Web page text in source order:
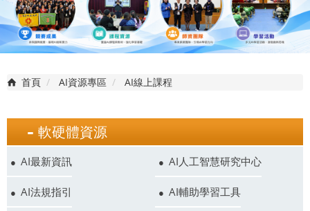
首頁 AI資源專區 AI線上課程
軟硬體資源
AI最新資訊 AI人工智慧研究中心
AI法規指引 AI輔助學習工具